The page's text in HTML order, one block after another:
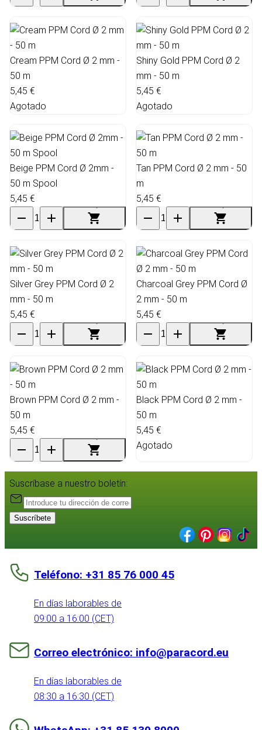
Cream PPM Cord Ø 2 mm -
50 m
5,45 €
Agotado
Shiny Gold PPM Cord Ø 2
mm - 50 m
5,45 €
Agotado
Beige PPM Cord Ø 2mm -
50 m Spool
5,45 €
Tan PPM Cord Ø 2 mm - 50
m
5,45 €
Silver Grey PPM Cord Ø 2
mm - 50 m
5,45 €
Charcoal Grey PPM Cord Ø
2 mm - 50 m
5,45 €
Brown PPM Cord Ø 2 mm -
50 m
5,45 €
Black PPM Cord Ø 2 mm -
50 m
5,45 €
Agotado
Suscríbase a nuestro boletín:
Suscríbete
Teléfono: +31 85 76 000 45
En días laborables de
09:00 a 16:00 (CET)
Correo electrónico: info@paracord.eu
En días laborables de
08:30 a 16:30 (CET)